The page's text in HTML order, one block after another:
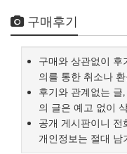
구매후기
구매와 상관없이 후
의를 통한 취소나
후기와 관계없는 글
의 글은 예고 없이
공개 게시판이니 전
개인정보는 절대 남